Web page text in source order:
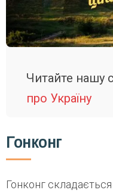
Читайте нашу
про Україну
Гонконг
Гонконг